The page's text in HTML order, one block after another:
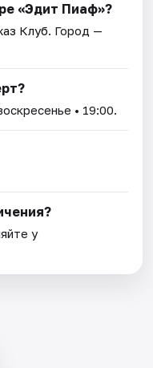
«Эдит Пиаф»?
Клуб. Город —
• 19:00.
у